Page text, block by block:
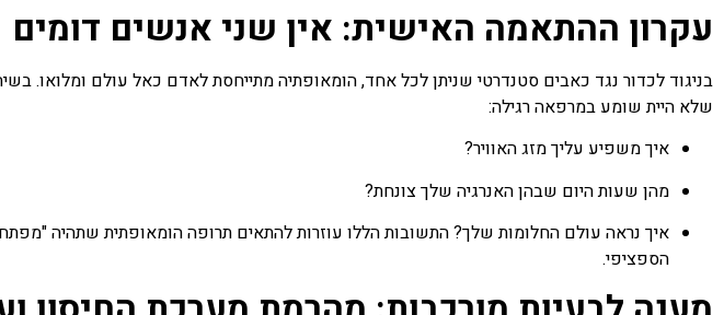
עקרון ההתאמה האישית: אין שני אנשים דומים
בניגוד לכדור נגד כאבים סטנדרטי שניתן לכל אחד, הומאופתיה מתייחסת לאדם כאל עולם ומלואו.
שלא היית שומע במרפאה רגילה:
איך משפיע עליך מזג האוויר?
מהן שעות היום שבהן האנרגיה שלך צונחת?
איך נראה עולם החלומות שלך? התשובות הללו עוזרות להתאים תרופה הומאופתית שתהיה
הספציפי.